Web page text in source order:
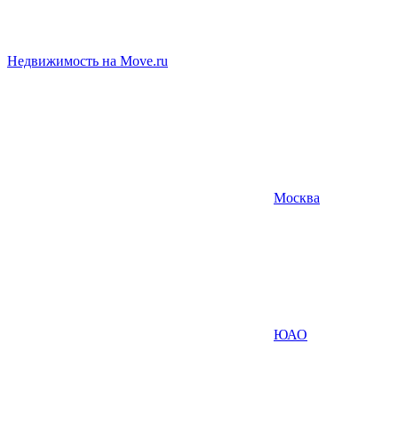
Недвижимость на Move.ru
Москва
ЮАО